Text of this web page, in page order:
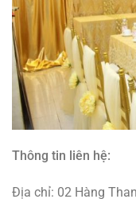
Thông tin liên hệ:
Địa chỉ: 02 Hàng